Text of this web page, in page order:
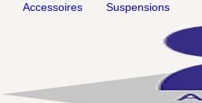
Accessoires Suspensions